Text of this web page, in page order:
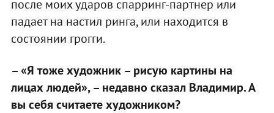
после моих ударов спарринг-партнер или
падает на настил ринга, или находится в
состоянии грогги.
– «Я тоже художник – рисую картины на
лицах людей», – недавно сказал Владимир. А
вы себя считаете художником?